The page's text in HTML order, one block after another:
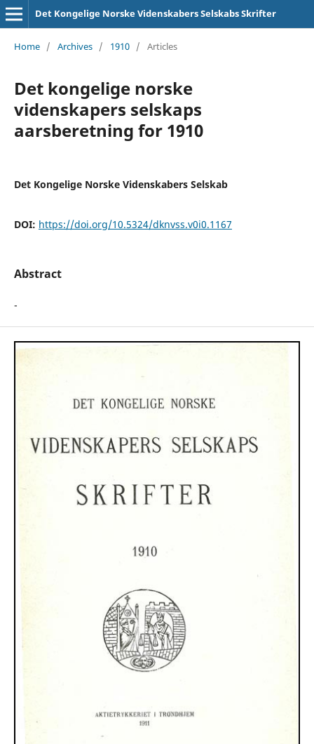
Det Kongelige Norske Videnskabers Selskabs Skrifter
Home / Archives / 1910 / Articles
Det kongelige norske
videnskapers selskaps
aarsberetning for 1910
Det Kongelige Norske Videnskabers Selskab
DOI: https://doi.org/10.5324/dknvss.v0i0.1167
Abstract
-